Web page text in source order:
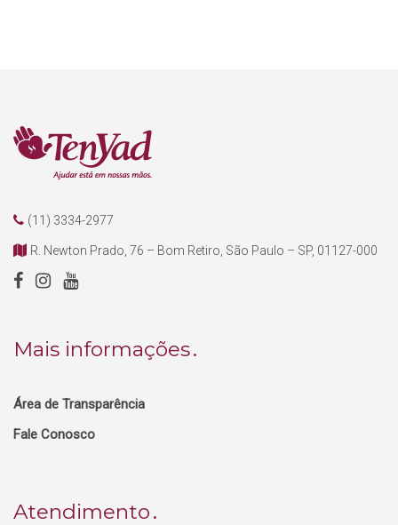
(11) 3334-2977
R. Newton Prado, 76 – Bom Retiro, São Paulo – SP, 01127-000
Mais informações
Área de Transparência
Fale Conosco
Atendimento